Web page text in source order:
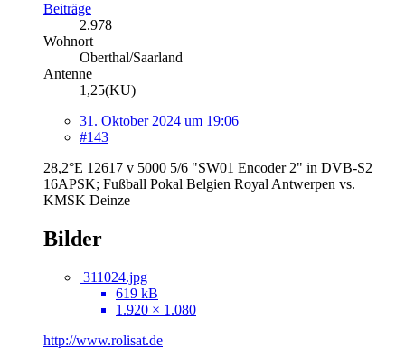
Beiträge
2.978
Wohnort
Oberthal/Saarland
Antenne
1,25(KU)
31. Oktober 2024 um 19:06
#143
28,2°E 12617 v 5000 5/6 "SW01 Encoder 2" in DVB-S2
16APSK; Fußball Pokal Belgien Royal Antwerpen vs.
KMSK Deinze
Bilder
311024.jpg
619 kB
1.920 × 1.080
http://www.rolisat.de